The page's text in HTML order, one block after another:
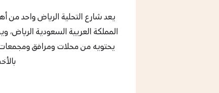
يعد شارع التحلية الرياض واحد من
المملكة العريية السعودية
يحتويه من محلات ومرافق